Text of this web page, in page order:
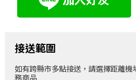
接送範圍
如有跨縣市多點接送，請選擇距離機
務商品